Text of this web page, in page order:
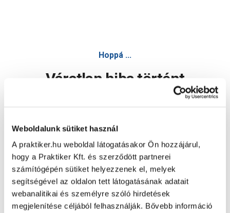
Weboldalunk sütiket használ
A praktiker.hu weboldal látogatásakor Ön hozzájárul,
hogy a Praktiker Kft. és szerződött partnerei
számítógépén sütiket helyezzenek el, melyek
segítségével az oldalon tett látogatásának adatait
webanalitikai és személyre szóló hirdetések
megjelenítése céljából felhasználják. Bővebb információ
Hoppá ...
Váratlan hiba történt
Oldal újratöltése